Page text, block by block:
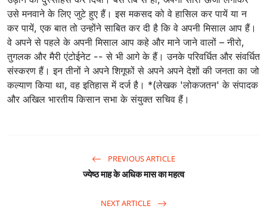
उसे मनवाने के लिए जुटे हुए हैं। इस मकसद को वे हासिल कर पायें या न
कर पायें, एक बात तो उन्होंने साबित कर दी है कि वे अपनी मिसाल आप हैं।
वे अपने से पहले के अपनी मिसाल आप कहे और माने जाने वालों – नीरो,
तुगलक और मैरी एंटोईनेट -- से भी आगे के हैं। उनके परिवर्धित और संवर्धित
संस्करण हैं। इन तीनों ने अपने शिगूफों से अपने अपने देशों की जनता का जो
कल्याण किया था, वह इतिहास में दर्ज है। *(लेखक 'लोकजतन' के संपादक
और अखिल भारतीय किसान सभा के संयुक्त सचिव हैं।
PREVIOUS ARTICLE
ज्येष्ठ माह के अधिक मास का महत्व
NEXT ARTICLE